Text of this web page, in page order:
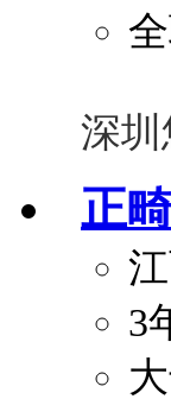
深圳
正
3